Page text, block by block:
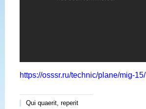
https://osssr.ru/technic/plane/mig-15/
Qui quaerit, reperit